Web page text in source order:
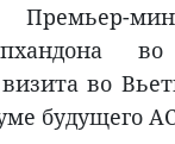
Премьер-
во
будущего